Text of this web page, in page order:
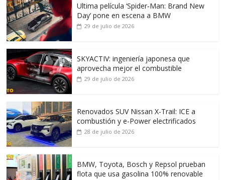
Ultima película ‘Spider‑Man: Brand New
Day’ pone en escena a BMW
29 de julio de 2026
SKYACTIV: ingeniería japonesa que
aprovecha mejor el combustible
29 de julio de 2026
Renovados SUV Nissan X-Trail: ICE a
combustión y e-Power electrificados
28 de julio de 2026
BMW, Toyota, Bosch y Repsol prueban
flota que usa gasolina 100% renovable